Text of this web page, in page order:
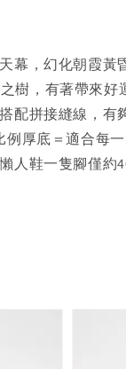
幕，幻化朝霞
樹，有著帶來
配拼接縫線，有
厚底＝適合每
人鞋一隻腳僅約